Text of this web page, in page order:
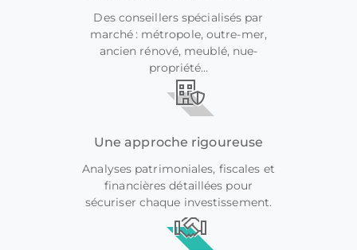
Des conseillers spécialisés par
marché : métropole, outre-mer,
ancien rénové, meublé, nue-
propriété…
Une approche rigoureuse
Analyses patrimoniales, fiscales et
financières détaillées pour
sécuriser chaque investissement.